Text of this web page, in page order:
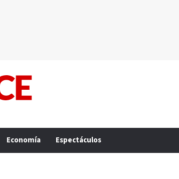
Economía Espectáculos